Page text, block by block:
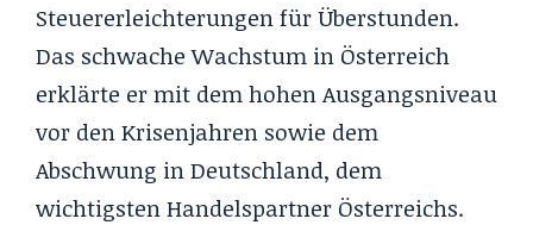
Steuererleichterungen für Überstunden.
Das schwache Wachstum in Österreich
erklärte er mit dem hohen Ausgangsniveau
vor den Krisenjahren sowie dem
Abschwung in Deutschland, dem
wichtigsten Handelspartner Österreichs.